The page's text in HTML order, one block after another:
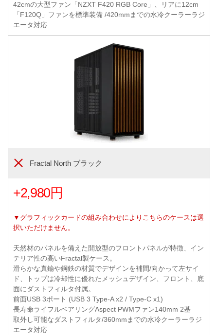
42cmの大型ファン「NZXT F420 RGB Core」、リアに12cm
「F120Q」ファンを標準装備 /420mmまでの水冷クーラーラジ
エータ対応
Fractal North ブラック
+2,980円
▼グラフィックカードの組み合わせによりこちらのケースは選
択いただけません。
天然材のパネルを備えた開放型のフロントパネルが特徴、イン
テリア性の高いFractal製ケース。
滑らかな真鍮や鋼鉄の材質でデザインを補間/向かって左サイ
ド、トップは冷却性に優れたメッシュデザイン、フロント、底
面にダストフィルタ付属。
前面USB 3ポート (USB 3 Type-A x2 / Type-C x1)
長寿命ライフルベアリングAspect PWMファン140mm 2基
取外し可能なダストフィルタ/360mmまでの水冷クーラーラジ
エータ対応